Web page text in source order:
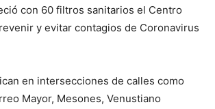
con 60 filtros sanitarios el Centro
y evitar contagios de Coronavirus
en intersecciones de calles como
Mayor, Mesones, Venustiano